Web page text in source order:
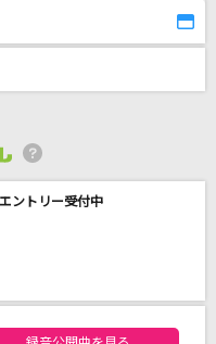
ントリー受付中
リーランキング